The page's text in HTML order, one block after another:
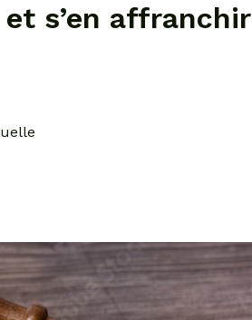
s’en affranchir